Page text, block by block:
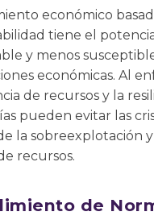
económico
tiene el
y menos
económicas. Al
de recursos y la
pueden evitar las
la sobreexplotación
recursos.
de